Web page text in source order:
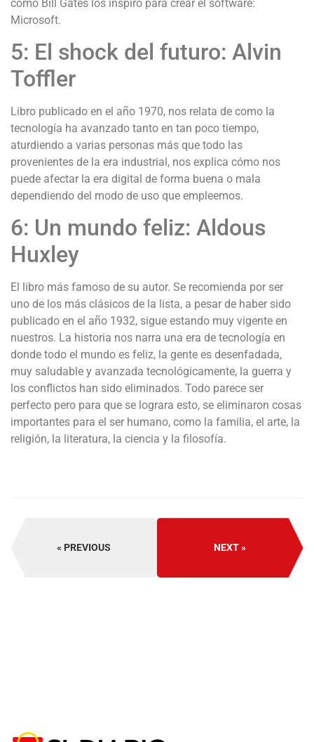
como Bill Gates los inspiró para crear el software:
Microsoft.
5: El shock del futuro: Alvin
Toffler
Libro publicado en el año 1970, nos relata de como la
tecnología ha avanzado tanto en tan poco tiempo,
aturdiendo a varias personas más que todo las
provenientes de la era industrial, nos explica cómo nos
puede afectar la era digital de forma buena o mala
dependiendo del modo de uso que empleemos.
6: Un mundo feliz: Aldous
Huxley
El libro más famoso de su autor. Se recomienda por ser
uno de los más clásicos de la lista, a pesar de haber sido
publicado en el año 1932, sigue estando muy vigente en
nuestros. La historia nos narra una era de tecnología en
donde todo el mundo es feliz, la gente es desenfadada,
muy saludable y avanzada tecnológicamente, la guerra y
los conflictos han sido eliminados. Todo parece ser
perfecto pero para que se lograra esto, se eliminaron cosas
importantes para el ser humano, como la familia, el arte, la
religión, la literatura, la ciencia y la filosofía.
PREVIOUS NEXT